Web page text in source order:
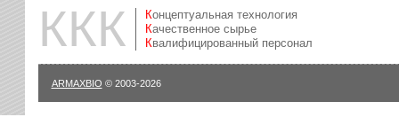
ККК
Концептуальная технология
Качественное сырье
Квалифицированный персонал
ARMAXBIO © 2003-2026